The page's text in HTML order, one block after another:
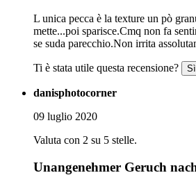
L unica pecca è la texture un pò
mette...poi sparisce.Cmq non fa
se suda parecchio.Non irrita
Ti è stata utile questa recensione? Sì
danisphotocorner
09 luglio 2020
Valuta con 2 su 5 stelle.
Unangenehmer Geruch